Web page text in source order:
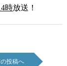
時放送！
投稿へ